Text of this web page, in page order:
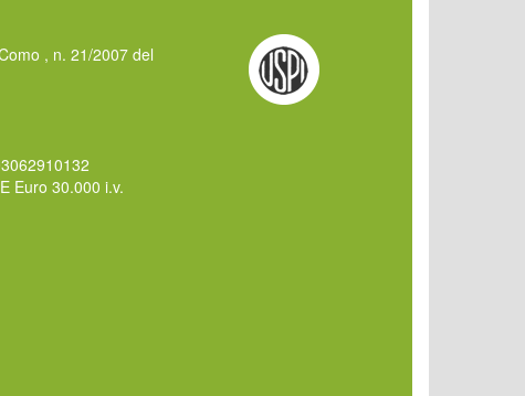
, n. 21/2007 del
Euro 30.000 i.v.